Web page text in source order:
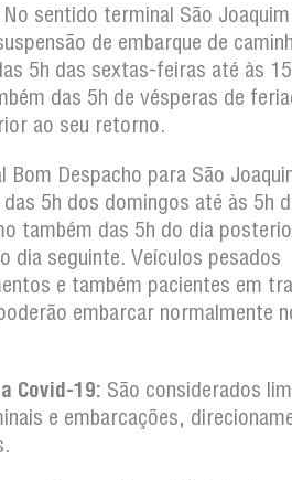
No sentido terminal São
de embarque de
5h das sextas-feiras até às
das 5h de vésperas de
ao seu retorno.
Bom Despacho para São
5h dos domingos até às 5h
também das 5h do dia
dia seguinte. Veículos pesados
e também pacientes em
embarcar normalmente
Covid-19: São considerados
e embarcações,